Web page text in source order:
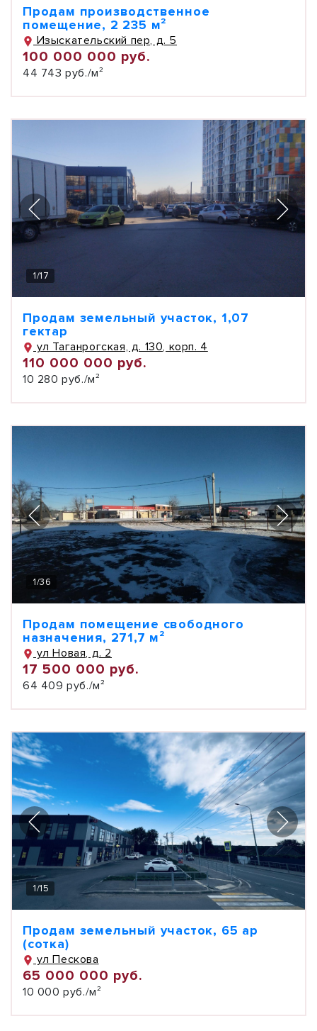
Продам производственное
помещение, 2 235 м²
Изыскательский пер, д. 5
100 000 000 руб.
44 743 руб./м²
1/17
Продам земельный участок, 1,07
гектар
ул Таганрогская, д. 130, корп. 4
110 000 000 руб.
10 280 руб./м²
1/36
Продам помещение свободного
назначения, 271,7 м²
ул Новая, д. 2
17 500 000 руб.
64 409 руб./м²
1/15
Продам земельный участок, 65 ар
(сотка)
ул Пескова
65 000 000 руб.
10 000 руб./м²